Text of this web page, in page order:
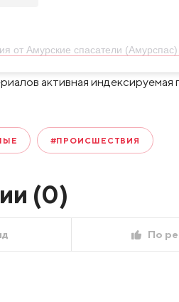
от Амурские спасатели
активная индексируемая
#ПРОИСШЕСТВИЯ
(0)
По